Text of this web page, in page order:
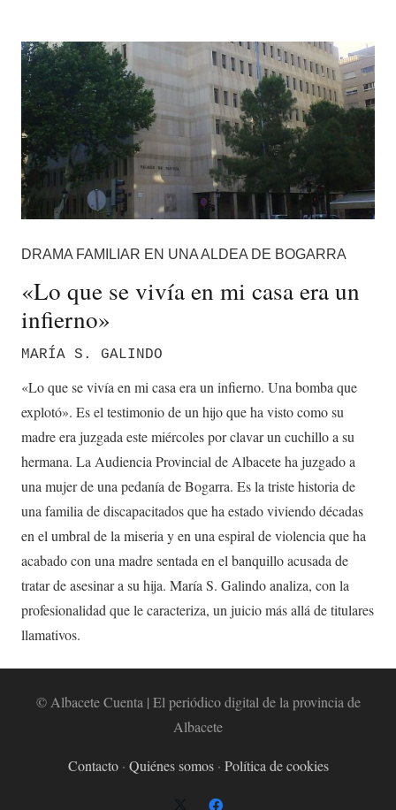
DRAMA FAMILIAR EN UNA ALDEA DE BOGARRA
«Lo que se vivía en mi casa era un
infierno»
MARÍA S. GALINDO
«Lo que se vivía en mi casa era un infierno. Una bomba que
explotó». Es el testimonio de un hijo que ha visto como su
madre era juzgada este miércoles por clavar un cuchillo a su
hermana. La Audiencia Provincial de Albacete ha juzgado a
una mujer de una pedanía de Bogarra. Es la triste historia de
una familia de discapacitados que ha estado viviendo décadas
en el umbral de la miseria y en una espiral de violencia que ha
acabado con una madre sentada en el banquillo acusada de
tratar de asesinar a su hija. María S. Galindo analiza, con la
profesionalidad que le caracteriza, un juicio más allá de titulares
llamativos.
© Albacete Cuenta | El periódico digital de la provincia de
Albacete
Contacto· Quiénes somos· Política de cookies